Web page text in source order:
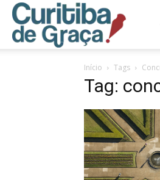
Curitiba
de
Graça
Início Tags
Tag: